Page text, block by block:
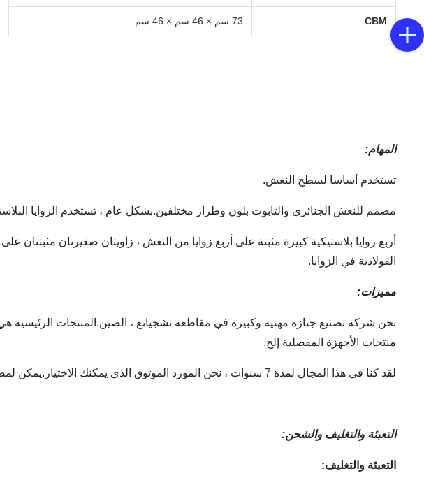
CBM 73 سم × 46 سم × 46 سم
المهام:
تستخدم أساسا لسطح النعش.
مصمم للنعش الجنائزي والتابوت بلون وطراز مختلفين.بشكل عام ، تستخدم الزوايا
أربع زوايا بلاستيكية كبيرة مثبتة على أربع زوايا من النعش ، زاويتان صغيرتان
الفولاذية في الزوايا.
مميزات:
نحن شركة تصنيع جنازة مهنية وكبيرة في مقاطعة تشجيانغ ، الصين.المنتجات الرئيسية
منتجات الأجهزة المفصلية إلخ.
لقد كنا في هذا المجال لمدة 7 سنوات ، نحن المورد الموثوق الذي يمكنك الاختيار.يمكن لمصنعنا أيضًا صنع منتجات وفقًا لعينات عملائنا بالإضافة إلى الرسم.
التعبئة والتغليف والشحن:
التعبئة والتغليف: